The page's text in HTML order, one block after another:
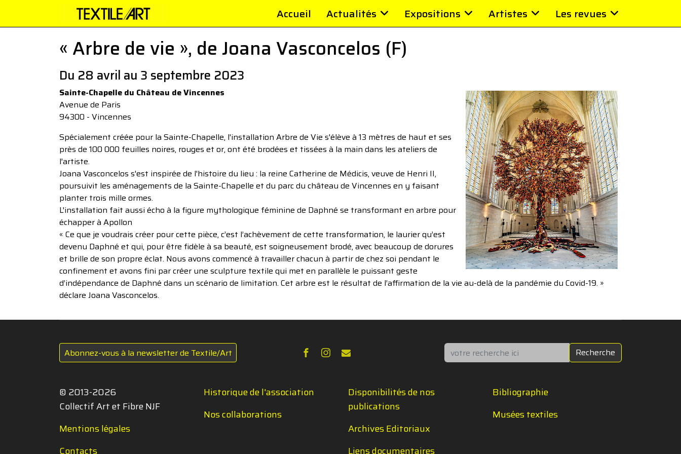
Accueil Actualités Expositions Artistes Les revues
« Arbre de vie », de Joana Vasconcelos (F)
Du 28 avril au 3 septembre 2023
Sainte-Chapelle du Château de Vincennes
Avenue de Paris
94300 - Vincennes
Spécialement créée pour la Sainte-Chapelle, l'installation Arbre de Vie s'élève à 13 mètres de haut et ses
près de 100 000 feuilles noires, rouges et or, ont été brodées et tissées à la main dans les ateliers de
l'artiste.
Joana Vasconcelos s'est inspirée de l'histoire du lieu : la reine Catherine de Médicis, veuve de Henri II,
poursuivit les aménagements de la Sainte-Chapelle et du parc du château de Vincennes en y faisant
planter trois mille ormes.
L'installation fait aussi écho à la figure mythologique féminine de Daphné se transformant en arbre pour
échapper à Apollon
« Ce que je voudrais créer pour cette pièce, c’est l’achèvement de cette transformation, le laurier qu’est
devenu Daphné et qui, pour être fidèle à sa beauté, est soigneusement brodé, avec beaucoup de dorures
et brille de son propre éclat. Nous avons commencé à travailler chacun à partir de chez soi pendant le
confinement et avons fini par créer une sculpture textile qui met en parallèle le puissant geste
d’indépendance de Daphné dans un scénario de limitation. Cet arbre est le résultat de l’affirmation de la vie au-delà de la pandémie du Covid-19. »
déclare Joana Vasconcelos.
Abonnez-vous à la newsletter de Textile/Art Rechercher Recherche
© 2013-2026
Collectif Art et Fibre NJF
Mentions légales
Contacts
Historique de l'association
Nos collaborations
Disponibilités de nos
publications
Archives Editoriaux
Liens documentaires
Bibliographie
Musées textiles